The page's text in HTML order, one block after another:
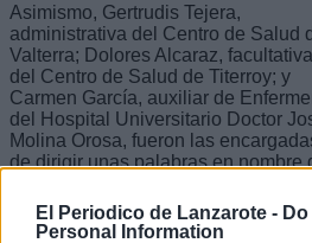
El Periodico de Lanzarote -
Personal Information
Asimismo, Gertrudis Tejera,
administrativa del Centro de Salud
Valterra; Dolores Alcaraz, facultativa
del Centro de Salud de Titerroy; y
Carmen García, auxiliar de
del Hospital Universitario Doctor
Molina Orosa, fueron las
de dirigir unas palabras en nombre
sus intervenciones destacaron la
ilusión y la responsabilidad con las